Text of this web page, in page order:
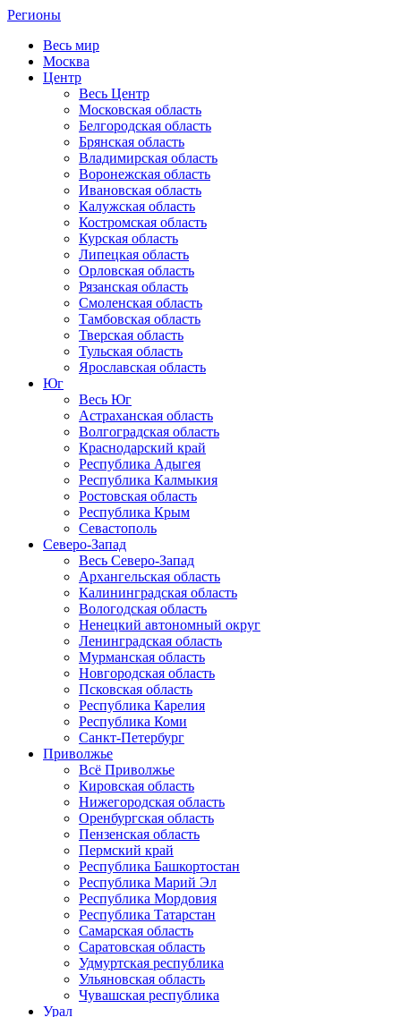
Регионы
Весь мир
Москва
Центр
Весь Центр
Московская область
Белгородская область
Брянская область
Владимирская область
Воронежская область
Ивановская область
Калужская область
Костромская область
Курская область
Липецкая область
Орловская область
Рязанская область
Смоленская область
Тамбовская область
Тверская область
Тульская область
Ярославская область
Юг
Весь Юг
Астраханская область
Волгоградская область
Краснодарский край
Республика Адыгея
Республика Калмыкия
Ростовская область
Республика Крым
Севастополь
Северо-Запад
Весь Северо-Запад
Архангельская область
Калининградская область
Вологодская область
Ненецкий автономный округ
Ленинградская область
Мурманская область
Новгородская область
Псковская область
Республика Карелия
Республика Коми
Санкт-Петербург
Приволжье
Всё Приволжье
Кировская область
Нижегородская область
Оренбургская область
Пензенская область
Пермский край
Республика Башкортостан
Республика Марий Эл
Республика Мордовия
Республика Татарстан
Самарская область
Саратовская область
Удмуртская республика
Ульяновская область
Чувашская республика
Урал